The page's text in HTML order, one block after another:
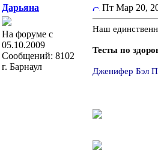
Дарьяна
На форуме с
05.10.2009
Сообщений: 8102
г. Барнаул
Пт Мар 20,
Наш
Тесты по
Дженифер Бэл